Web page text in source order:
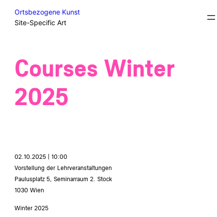
SkipCourses
Courses Winter
2025
02.10.2025 | 10:00
Vorstellung der Lehrveranstaltungen
Paulusplatz 5, Seminarraum 2. Stock
1030 Wien
Winter 2025
Ortsbezogene Kunst
Site-Specific Art